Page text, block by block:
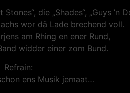
die „Shades“, „Guys ’n
wor dä Lade brechend voll.
am Rhing en ener Rund,
widder einer zom Bund.
Refrain:
ens Musik jemaat…